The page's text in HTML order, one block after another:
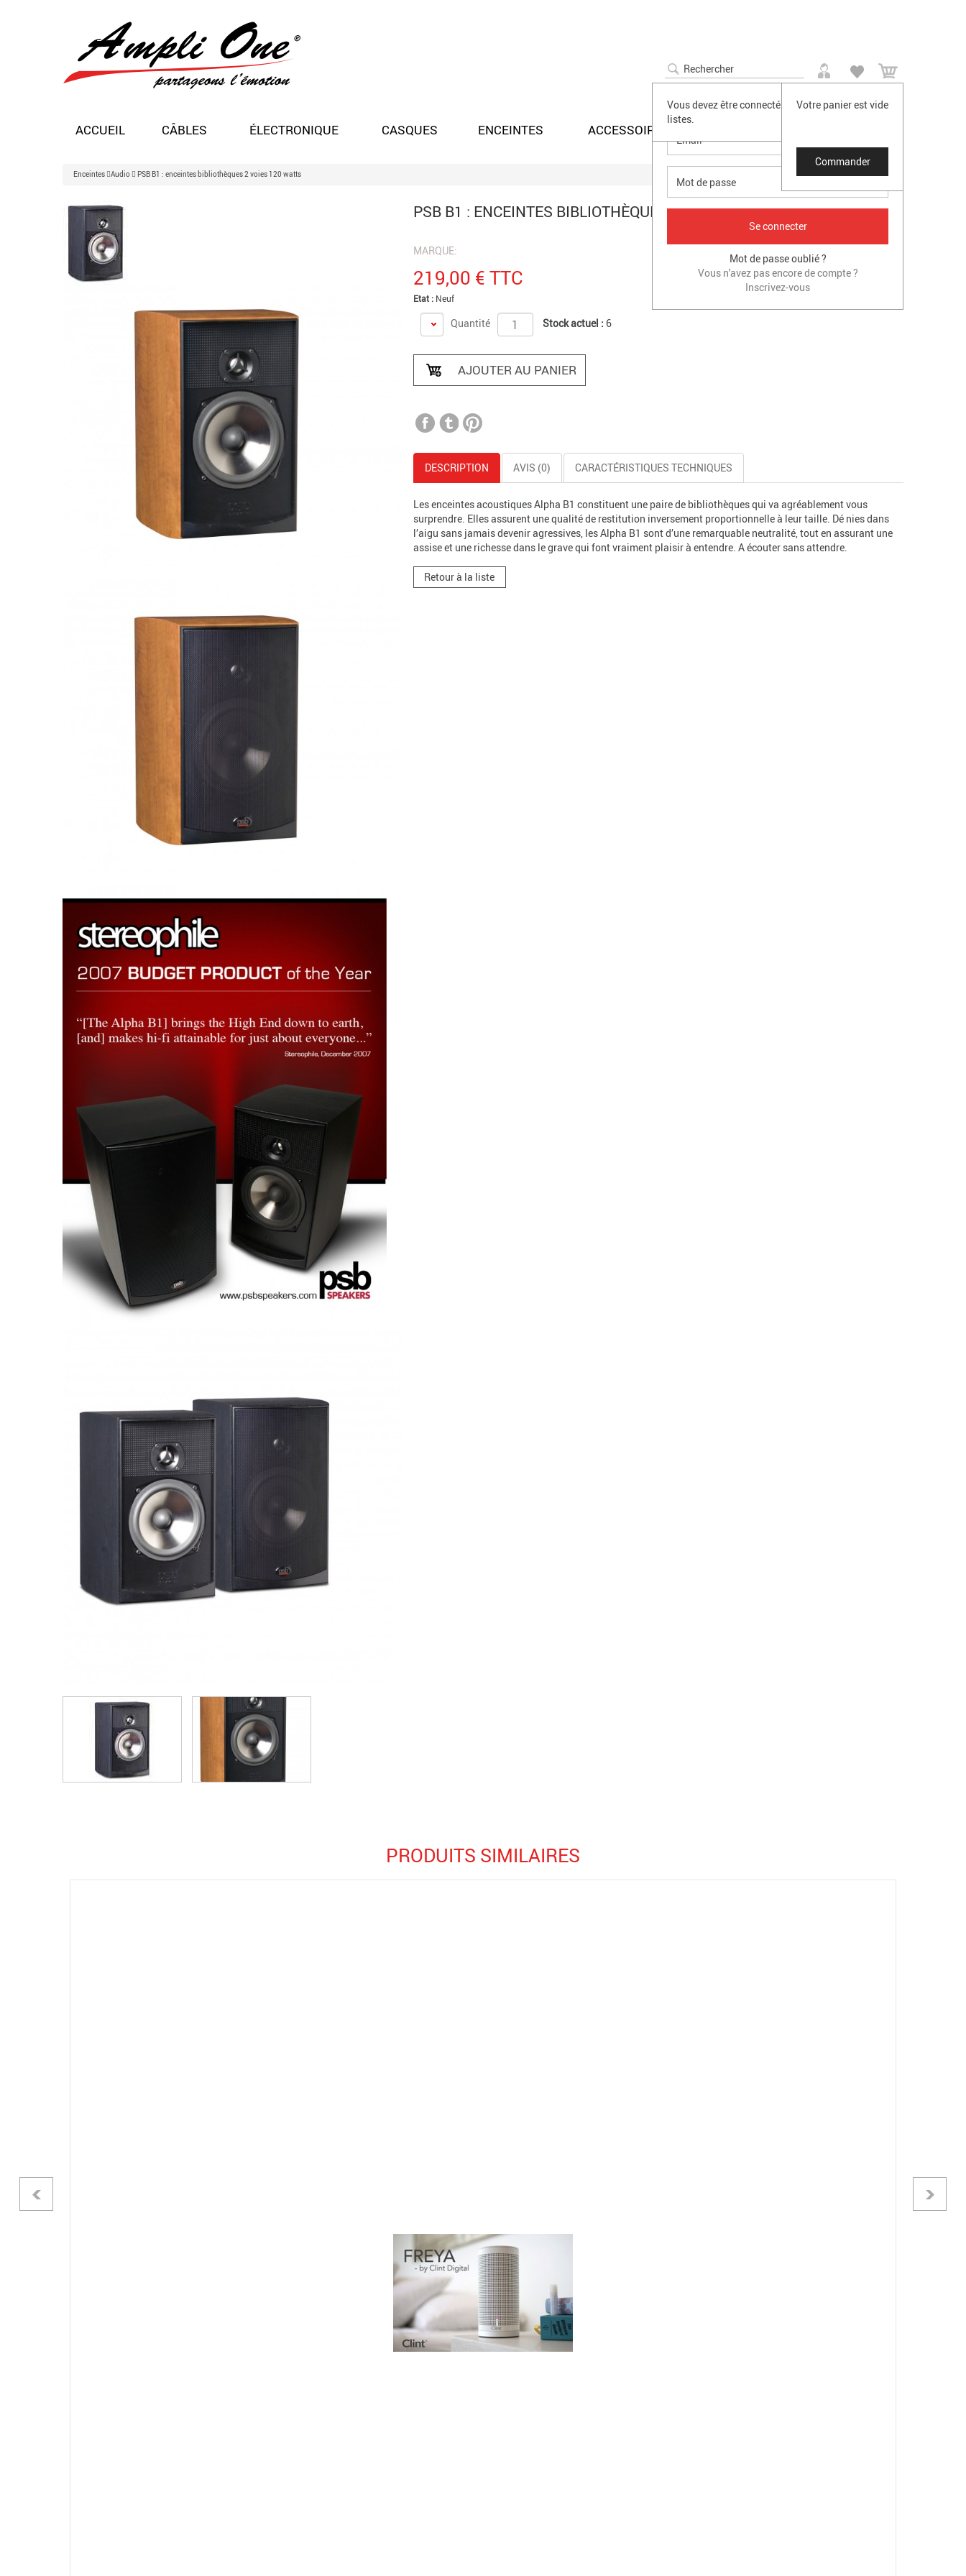
SE CONNECTER
Mot de passe oublié ?
Vous n'avez pas encore de compte ?
Inscrivez-vous
Vous devez être connecté pour accéder à vos
listes.
Votre panier est vide
Commander
ACCUEIL CÂBLES ÉLECTRONIQUE CASQUES ENCEINTES ACCESSOIRES
Enceintes Audio PSB B1 : enceintes bibliothèques 2 voies 120 watts
PSB B1 : ENCEINTES BIBLIOTHÈQUES 2 VOIES 120 WATTS
MARQUE:
219,00 € TTC
Etat :Neuf
Quantité Stock actuel : 6
AJOUTER AU PANIER
DESCRIPTION AVIS (0) CARACTÉRISTIQUES TECHNIQUES
Les enceintes acoustiques Alpha B1 constituent une paire de bibliothèques qui va agréablement vous
surprendre. Elles assurent une qualité de restitution inversement proportionnelle à leur taille. Dé nies dans
l’aigu sans jamais devenir agressives, les Alpha B1 sont d’une remarquable neutralité, tout en assurant une
assise et une richesse dans le grave qui font vraiment plaisir à entendre. A écouter sans attendre.
Retour à la liste
PRODUITS SIMILAIRES